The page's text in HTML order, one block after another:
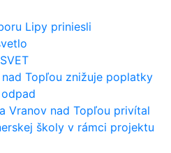
Lipy priniesli
Topľou znižuje poplatky
Vranov nad Topľou privítal
školy v rámci projektu